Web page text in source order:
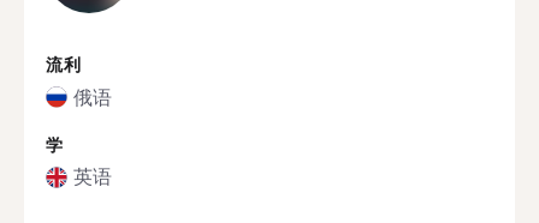
流利
俄语
学
英语